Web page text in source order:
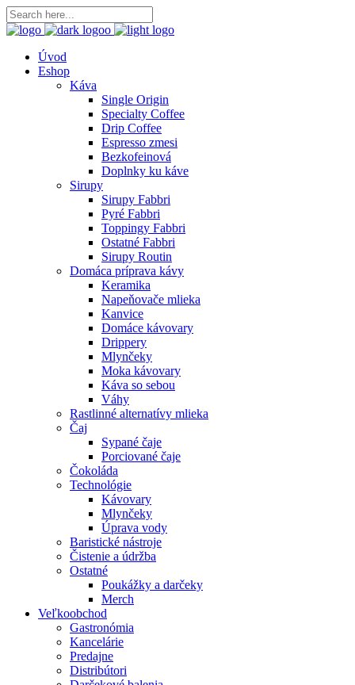
Úvod
Eshop
Káva
Single Origin
Specialty Coffee
Drip Coffee
Espresso zmesi
Bezkofeinová
Doplnky ku káve
Sirupy
Sirupy Fabbri
Pyré Fabbri
Toppingy Fabbri
Ostatné Fabbri
Sirupy Routin
Domáca príprava kávy
Keramika
Napeňovače mlieka
Kanvice
Domáce kávovary
Drippery
Mlynčeky
Moka kávovary
Káva so sebou
Váhy
Rastlinné alternatívy mlieka
Čaj
Sypané čaje
Porciované čaje
Čokoláda
Technológie
Kávovary
Mlynčeky
Úprava vody
Baristické nástroje
Čistenie a údržba
Ostatné
Poukážky a darčeky
Merch
Veľkoobchod
Gastronómia
Kancelárie
Predajne
Distribútori